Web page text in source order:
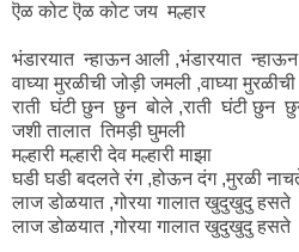
ऎळ कोट ऎळ कोट जय मल्हार
भंडारयात न्हाऊन आली ,भंडारयात
वाघ्या मुरळीची जोड़ी जमली ,वाघ्या
राती घंटी छुन छुन बोले ,राती घंटी छुन
जशी तालात तिमड़ी घुमली
मल्हारी मल्हारी देव मल्हारी माझा
घडी घडी बदलते रंग ,होऊन दंग ,मुरळी
लाज डोळयात ,गोरया गालात खुदुखुदु हसते
लाज डोळयात ,गोरया गालात खुदुखुदु हसते